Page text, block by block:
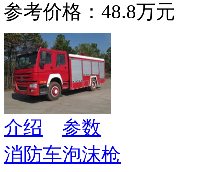
参考价格：48.8万元
介绍
参数
消防车泡沫枪